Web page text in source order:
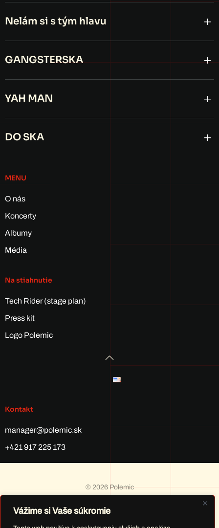
Vážime si Vaše súkromie
Nelám si s tým hlavu
GANGSTERSKA
YAH MAN
DO SKA
MENU
O nás
Koncerty
Albumy
Média
Na stiahnutie
Tech Rider (stage plan)
Press kit
Logo Polemic
Kontakt
manager@polemic.sk
+421 917 225 173
© 2026Polemic